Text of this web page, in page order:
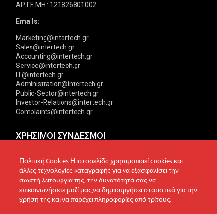
ΑΡ.ΓΕ.ΜΗ.: 121826801002
Emails:
Marketing@intertech.gr
Sales@intertech.gr
Accounting@intertech.gr
Service@intertech.gr
IT@intertech.gr
Administration@intertech.gr
Public-Sector@intertech.gr
Investor-Relations@intertech.gr
Complaints@intertech.gr
ΧΡΗΣΙΜΟΙ ΣΥΝΔΕΣΜΟΙ
Δίκτυο συνεργατών
Τεχνική υποστήριξη
Πολιτική Απορρήτου
Πολιτική Cookies
Πολιτική Προστασίας
Δεδομένων
Πολιτική Cookies Η ιστοσελίδα χρησιμοποιεί cookies και
άλλες τεχνολογίες καταγραφής για να εξασφαλίσει την
σωστή λειτουργία της, την δυνατότητά σας να
επικοινωνήσετε μαζί μας,να δημιουργήσει στατιστικά για την
χρήση της και να παρέχει πληροφορίες από τρίτους.